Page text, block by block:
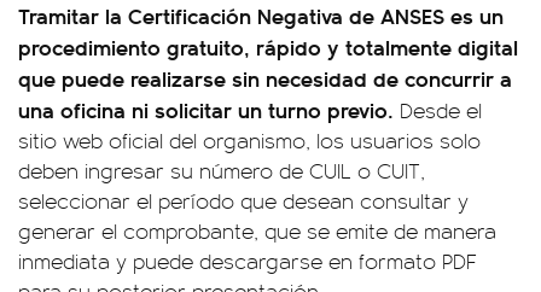
Tramitar la Certificación Negativa de ANSES es un
procedimiento gratuito, rápido y totalmente digital
que puede realizarse sin necesidad de concurrir a
una oficina ni solicitar un turno previo. Desde el
sitio web oficial del organismo, los usuarios solo
deben ingresar su número de CUIL o CUIT,
seleccionar el período que desean consultar y
generar el comprobante, que se emite de manera
inmediata y puede descargarse en formato PDF